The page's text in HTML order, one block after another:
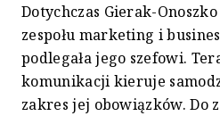
Dotychczas Gierak-
zespołu marketing i
podlegała jego szefowi.
komunikacji kieruje
zakres jej obowiązków. Do